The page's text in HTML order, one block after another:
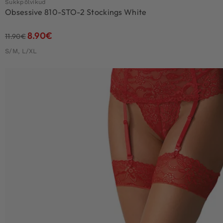
Sukkpõlvikud
Obsessive 810-STO-2 Stockings White
11.90€8.90€
S/M, L/XL